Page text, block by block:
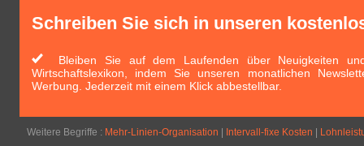
Schreiben Sie sich in unseren
Bleiben Sie auf dem Laufenden über Neuigkeiten
Wirtschaftslexikon, indem Sie unseren monatlichen
Werbung. Jederzeit mit einem Klick abbestellbar.
Weitere Begriffe : Mehr-Linien-Organisation Intervall-fixe Kosten